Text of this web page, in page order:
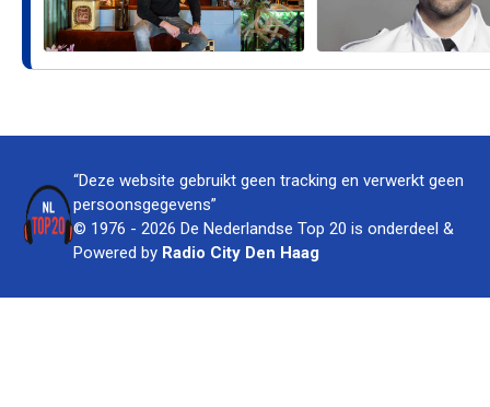
“Deze website gebruikt geen tracking en verwerkt geen
persoonsgegevens”
© 1976 - 2026 De Nederlandse Top 20 is onderdeel &
Powered by Radio City Den Haag